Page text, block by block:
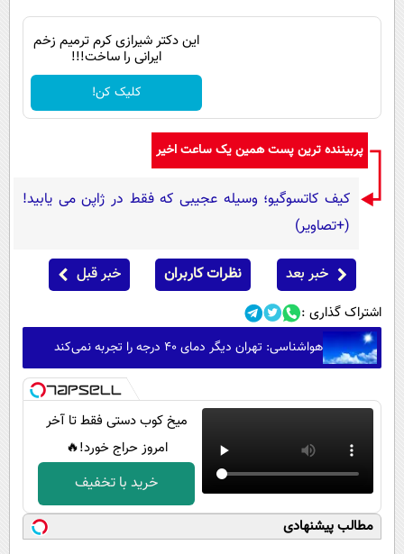
این دکتر شیرازی کرم ترمیم زخم
ایرانی را ساخت!!!
کلیک کن!
پربیننده ترین پست همین یک ساعت اخیر
کیف کاتسوگیو؛ وسیله عجیبی که فقط در ژاپن می یابید!
(+تصاویر)
خبر بعد نظرات کاربران خبر قبل
اشتراک گذاری :
هواشناسی: تهران دیگر دمای ۴۰ درجه را تجربه نمی‌کند
میخ کوب دستی فقط تا آخر
امروز حراج خورد!🔥
خرید با تخفیف
مطالب پیشنهادی